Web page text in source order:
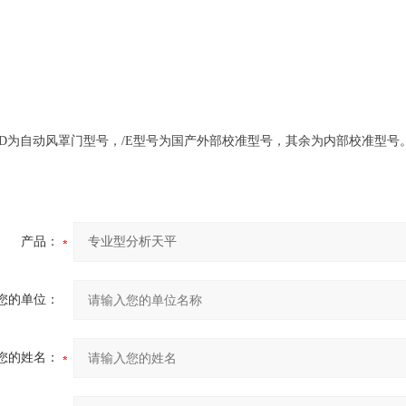
自动风罩门型号，/E型号为国产外部校准型号，其余为内部校准型号
产品：
的单位：
的姓名：